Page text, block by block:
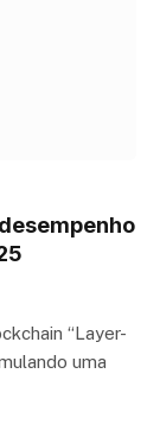
“Layer-
uma